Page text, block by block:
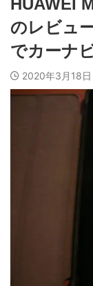
HUAWEI
のレビュ
でカーナ
2020年3月18日